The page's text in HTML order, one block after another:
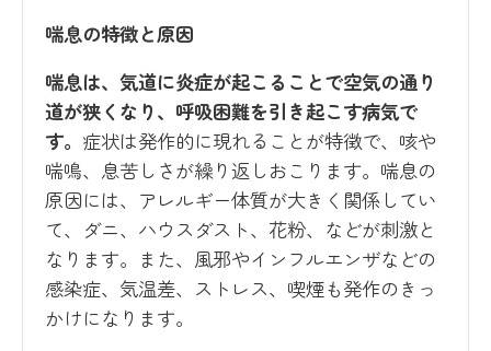
喘息の特徴と原因
喘息は、気道に炎症が起こることで空気の通り
道が狭くなり、呼吸困難を引き起こす病気で
す。 症状は発作的に現れることが特徴で、咳や
喘鳴、息苦しさが繰り返しおこります。喘息の
原因には、アレルギー体質が大きく関係してい
て、ダニ、ハウスダスト、花粉、などが刺激と
なります。また、風邪やインフルエンザなどの
感染症、気温差、ストレス、喫煙も発作のきっ
かけになります。